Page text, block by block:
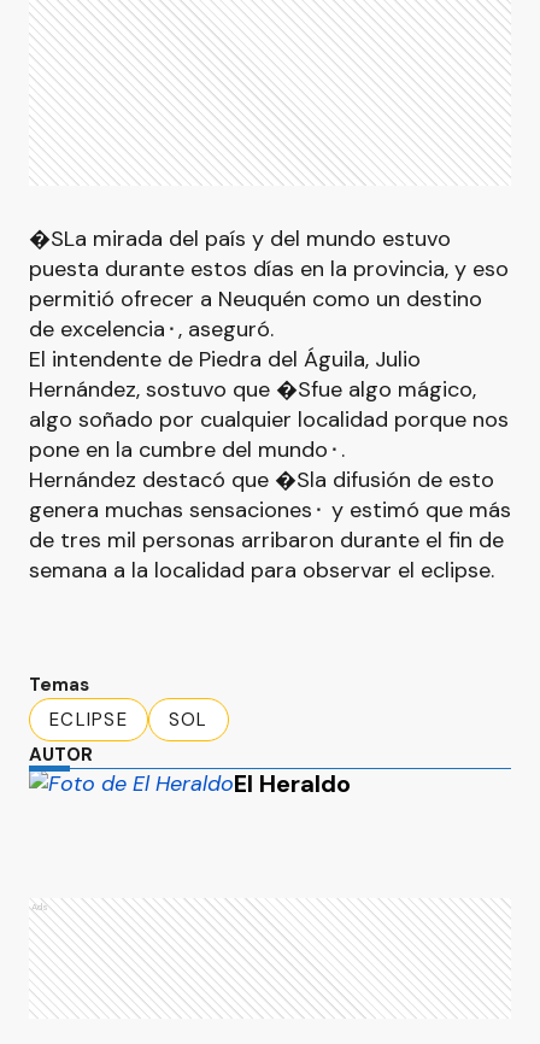
�SLa mirada del país y del mundo estuvo
puesta durante estos días en la provincia, y eso
permitió ofrecer a Neuquén como un destino
de excelencia⬝, aseguró.
El intendente de Piedra del Águila, Julio
Hernández, sostuvo que �Sfue algo mágico,
algo soñado por cualquier localidad porque nos
pone en la cumbre del mundo⬝.
Hernández destacó que �Sla difusión de esto
genera muchas sensaciones⬝ y estimó que más
de tres mil personas arribaron durante el fin de
semana a la localidad para observar el eclipse.
Temas
ECLIPSE
SOL
AUTOR
El Heraldo
Ads